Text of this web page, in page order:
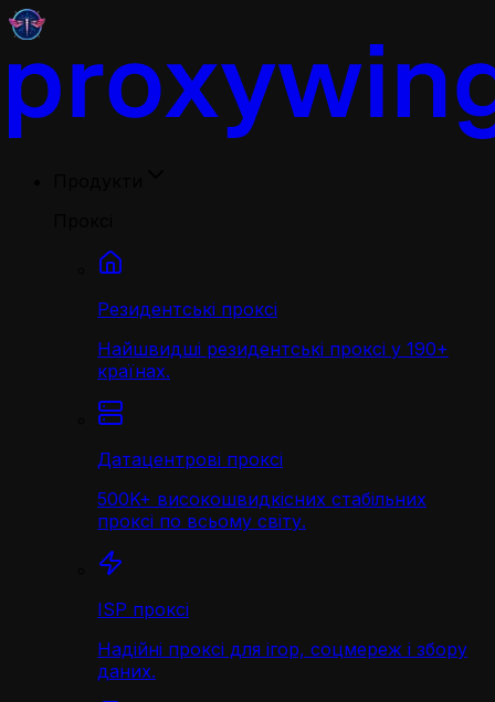
Резидентські проксі
Найшвидші резидентські проксі у 190+
країнах.
Датацентрові проксі
500K+ високошвидкісних стабільних
проксі по всьому світу.
ISP проксі
Надійні проксі для ігор, соцмереж і збору
даних.